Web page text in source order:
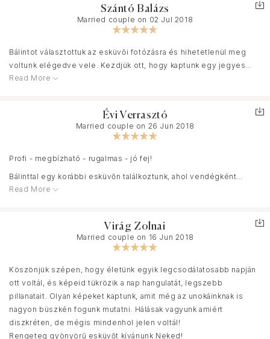
igazi profi módjára. A képek nem egészen 3 hét alatt elkészültek
és abszolút tükrözik a hangulatot, amit akkor átéltünk! Örök emlék
Szántó Balázs
Married couple on 02 Jul 2018
Bálintot választottuk az esküvői fotózásra és hihetetlenül meg
voltunk elégedve vele. Kezdjük ott, hogy kaptunk egy jegyes
fotózást is a csomagban, ahol a csodálatos képek készültek.
megörökített, élettel teli, szép képeket kaptunk. Nem csak mi, az
egész család oda és vissza volt az eredménytől.
válaszolt e-mailben és magukat a képeket is több felbontásban
megkaptuk, illetve egy online felületen is, ahol könnyen körbe
tudtuk mutatni. Precíz és pontos volt minden téren.
Read More
Évi Verrasztó
Married couple on 26 Jun 2018
Profi - megbízható - rugalmas - jó fej!
Bálinttal egy korábbi esküvőn találkoztunk, ahol vendégként
voltunk jelen. Nagyon szimpatikus volt, ahogy Héciék nagy napját
és mégis visszafogott stílusa és a fotók hangulata pontosan illik
majd a mi esküvőnköz is, ezért nagyon örültünk, mikor elvállalta
ajándék jegyesfotózást is kaptunk, így remek budapesti képek is
születtek. Az esküvőnk napján készült balatoni képek
nézegetését pedig egyszerűen nem lehet abbahagyni! Olyan
sok csodás pillanatot kapott lencsevégre! Mindenkinek ajánlani
tudom, és bár remélhetőleg csak ez az egy esküvőnk lesz,
bármikor Bálintot választanánk!
Read More
Virág Zolnai
Married couple on 16 Jun 2018
Köszönjük szépen, hogy életünk egyik legcsodálatosabb napján
ott voltál, és képeid tükrözik a nap hangulatát, legszebb
pillanatait. Olyan képeket kaptunk, amit még az unokáinknak is
nagyon büszkén fogunk mutatni. Hálásak vagyunk amiért
diszkréten, de mégis mindenhol jelen voltál!
Rengeteg gyönyörű esküvőt kívánunk Neked!